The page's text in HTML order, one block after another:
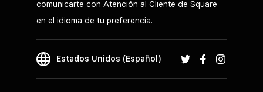
comunicarte con Atención al Cliente de Square
en el idioma de tu preferencia.
Estados Unidos (Español)